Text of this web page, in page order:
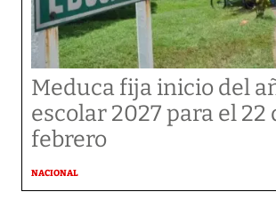
Meduca fija inicio del
escolar 2027 para el 22
febrero
NACIONAL